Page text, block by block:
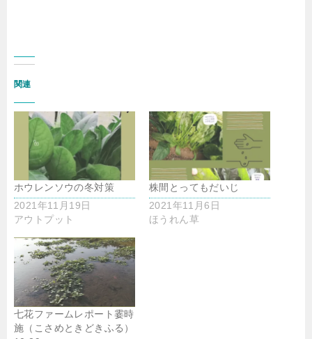
関連
ホウレンソウの冬対策
2021年11月19日
アウトプット
株間とってもだいじ
2021年11月6日
ほうれん草
七花ファームレポート霎時
施（こさめときどきふる）